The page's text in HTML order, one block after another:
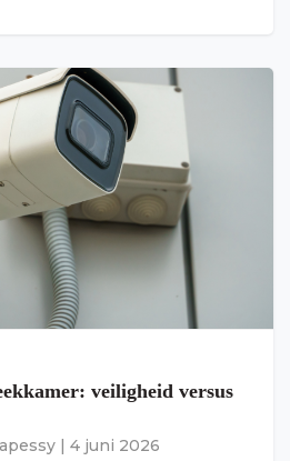
veiligheid versus
4 juni 2026